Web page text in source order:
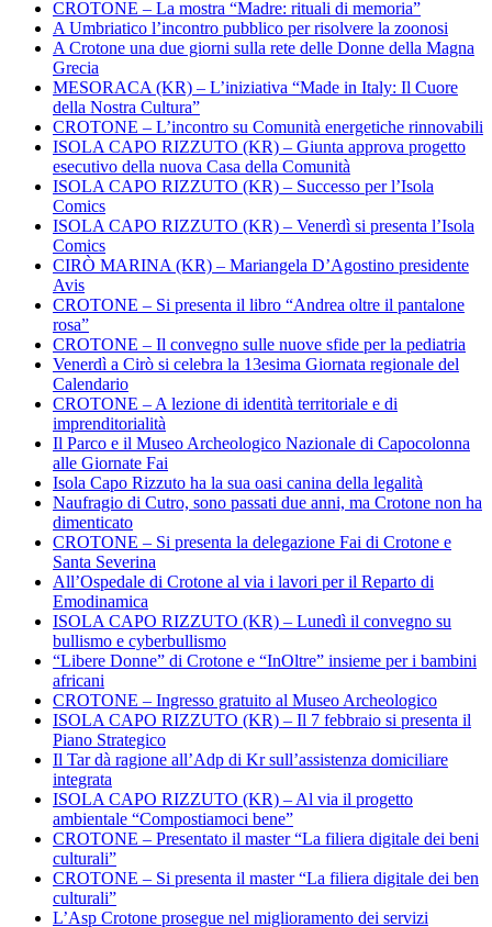
CROTONE – La mostra “Madre: rituali di memoria”
A Umbriatico l’incontro pubblico per risolvere la zoonosi
A Crotone una due giorni sulla rete delle Donne della Magna
Grecia
MESORACA (KR) – L’iniziativa “Made in Italy: Il Cuore
della Nostra Cultura”
CROTONE – L’incontro su Comunità energetiche rinnovabili
ISOLA CAPO RIZZUTO (KR) – Giunta approva progetto
esecutivo della nuova Casa della Comunità
ISOLA CAPO RIZZUTO (KR) – Successo per l’Isola
Comics
ISOLA CAPO RIZZUTO (KR) – Venerdì si presenta l’Isola
Comics
CIRÒ MARINA (KR) – Mariangela D’Agostino presidente
Avis
CROTONE – Si presenta il libro “Andrea oltre il pantalone
rosa”
CROTONE – Il convegno sulle nuove sfide per la pediatria
Venerdì a Cirò si celebra la 13esima Giornata regionale del
Calendario
CROTONE – A lezione di identità territoriale e di
imprenditorialità
Il Parco e il Museo Archeologico Nazionale di Capocolonna
alle Giornate Fai
Isola Capo Rizzuto ha la sua oasi canina della legalità
Naufragio di Cutro, sono passati due anni, ma Crotone non ha
dimenticato
CROTONE – Si presenta la delegazione Fai di Crotone e
Santa Severina
All’Ospedale di Crotone al via i lavori per il Reparto di
Emodinamica
ISOLA CAPO RIZZUTO (KR) – Lunedì il convegno su
bullismo e cyberbullismo
“Libere Donne” di Crotone e “InOltre” insieme per i bambini
africani
CROTONE – Ingresso gratuito al Museo Archeologico
ISOLA CAPO RIZZUTO (KR) – Il 7 febbraio si presenta il
Piano Strategico
Il Tar dà ragione all’Adp di Kr sull’assistenza domiciliare
integrata
ISOLA CAPO RIZZUTO (KR) – Al via il progetto
ambientale “Compostiamoci bene”
CROTONE – Presentato il master “La filiera digitale dei beni
culturali”
CROTONE – Si presenta il master “La filiera digitale dei ben
culturali”
L’Asp Crotone prosegue nel miglioramento dei servizi